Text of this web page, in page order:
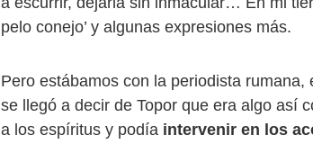
pelo conejo’ y algunas expresiones más.
Pero estábamos con la periodista
se llegó a decir de Topor que era algo así
a los espíritus y podía intervenir en los